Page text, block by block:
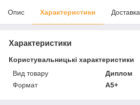
Опис Характеристики Доставка
Характеристики
Користувальницькі характеристики
Вид товару
Диплом
Формат
А5+